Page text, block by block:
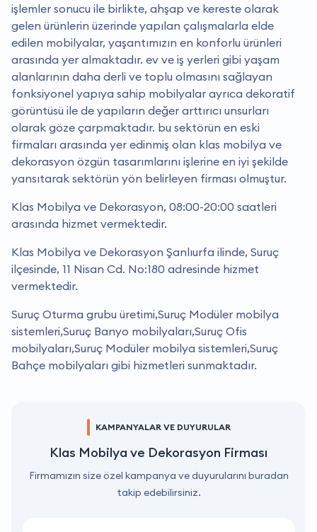
işlemler sonucu ile birlikte, ahşap ve kereste olarak
gelen ürünlerin üzerinde yapılan çalışmalarla elde
edilen mobilyalar, yaşantımızın en konforlu ürünleri
arasında yer almaktadır. ev ve iş yerleri gibi yaşam
alanlarının daha derli ve toplu olmasını sağlayan
fonksiyonel yapıya sahip mobilyalar ayrıca dekoratif
görüntüsü ile de yapıların değer arttırıcı unsurları
olarak göze çarpmaktadır. bu sektörün en eski
firmaları arasında yer edinmiş olan klas mobilya ve
dekorasyon özgün tasarımlarını işlerine en iyi şekilde
yansıtarak sektörün yön belirleyen firması olmuştur.
Klas Mobilya ve Dekorasyon, 08:00-20:00 saatleri
arasında hizmet vermektedir.
Klas Mobilya ve Dekorasyon Şanlıurfa ilinde, Suruç
ilçesinde, 11 Nisan Cd. No:180 adresinde hizmet
vermektedir.
Suruç Oturma grubu üretimi,Suruç Modüler mobilya
sistemleri,Suruç Banyo mobilyaları,Suruç Ofis
mobilyaları,Suruç Modüler mobilya sistemleri,Suruç
Bahçe mobilyaları gibi hizmetleri sunmaktadır.
KAMPANYALAR VE DUYURULAR
Klas Mobilya ve Dekorasyon Firması
Firmamızın size özel kampanya ve duyurularını buradan
takip edebilirsiniz.